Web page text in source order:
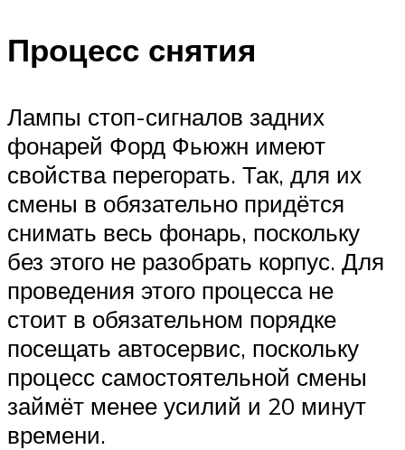
Процесс снятия
Лампы стоп-сигналов задних
фонарей Форд Фьюжн имеют
свойства перегорать. Так, для их
смены в обязательно придётся
снимать весь фонарь, поскольку
без этого не разобрать корпус. Для
проведения этого процесса не
стоит в обязательном порядке
посещать автосервис, поскольку
процесс самостоятельной смены
займёт менее усилий и 20 минут
времени.